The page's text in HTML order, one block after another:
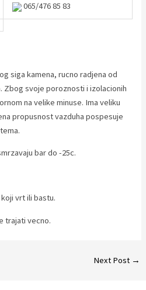
065/476 85 83
siga kamena, rucno radjena od
Zbog svoje poroznosti i izolacionih
na velike minuse. Ima veliku
propusnost vazduha pospesuje
bar do -25c.
vrt ili bastu.
trajati vecno.
Next Post →